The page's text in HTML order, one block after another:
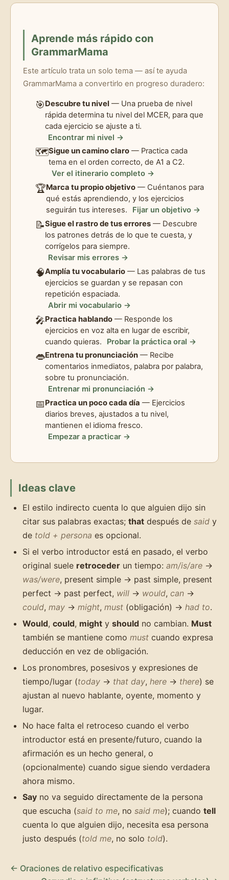
Aprende más rápido con
GrammarMama
Este artículo trata un solo tema — así te ayuda
GrammarMama a convertirlo en progreso duradero:
🎯Descubre tu nivel — Una prueba de nivel
rápida determina tu nivel del MCER, para que
cada ejercicio se ajuste a ti.
Encontrar mi nivel →
🗺️Sigue un camino claro — Practica cada
tema en el orden correcto, de A1 a C2.
Ver el itinerario completo →
🏆Marca tu propio objetivo — Cuéntanos para
qué estás aprendiendo, y los ejercicios
seguirán tus intereses.
Fijar un objetivo →
📝Sigue el rastro de tus errores — Descubre
los patrones detrás de lo que te cuesta, y
corrígelos para siempre.
Revisar mis errores →
🧠Amplía tu vocabulario — Las palabras de tus
ejercicios se guardan y se repasan con
repetición espaciada.
Abrir mi vocabulario →
🎤Practica hablando — Responde los
ejercicios en voz alta en lugar de escribir,
cuando quieras.
Probar la práctica oral →
👄Entrena tu pronunciación — Recibe
comentarios inmediatos, palabra por palabra,
sobre tu pronunciación.
Entrenar mi pronunciación →
📅Practica un poco cada día — Ejercicios
diarios breves, ajustados a tu nivel,
mantienen el idioma fresco.
Empezar a practicar →
Ideas clave
El estilo indirecto cuenta lo que alguien dijo sin
citar sus palabras exactas; that después de said y
de told + persona es opcional.
Si el verbo introductor está en pasado, el verbo
original suele retroceder un tiempo: am/is/are →
was/were, present simple → past simple, present
perfect → past perfect, will → would, can →
could, may → might, must (obligación) → had to.
Would, could, might y should no cambian. Must
también se mantiene como must cuando expresa
deducción en vez de obligación.
Los pronombres, posesivos y expresiones de
tiempo/lugar (today → that day, here → there) se
ajustan al nuevo hablante, oyente, momento y
lugar.
No hace falta el retroceso cuando el verbo
introductor está en presente/futuro, cuando la
afirmación es un hecho general, o
(opcionalmente) cuando sigue siendo verdadera
ahora mismo.
Say no va seguido directamente de la persona
que escucha (said to me, no said me); cuando tell
cuenta lo que alguien dijo, necesita esa persona
justo después (told me, no solo told).
← Oraciones de relativo especificativas